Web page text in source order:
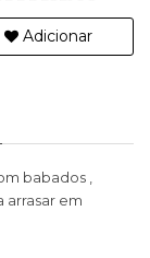
Adicionar
babados ,
arrasar em